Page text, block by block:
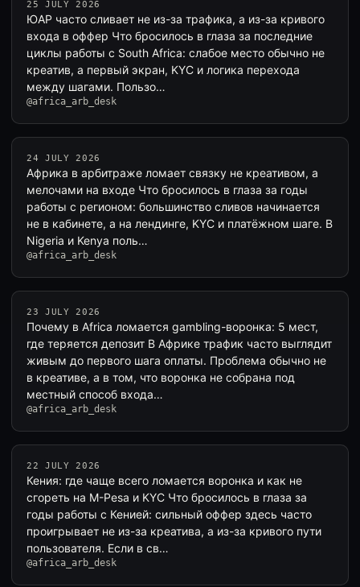
25 JULY 2026
ЮАР часто сливает не из-за трафика, а из-за кривого
входа в оффер Что бросилось в глаза за последние
циклы работы с South Africa: слабое место обычно не
креатив, а первый экран, KYC и логика перехода
между шагами. Пользо…
@africa_arb_desk
24 JULY 2026
Африка в арбитраже ломает связку не креативом, а
мелочами на входе Что бросилось в глаза за годы
работы с регионом: большинство сливов начинается
не в кабинете, а на лендинге, KYC и платёжном шаге. В
Nigeria и Kenya поль…
@africa_arb_desk
23 JULY 2026
Почему в Africa ломается gambling-воронка: 5 мест,
где теряется депозит В Африке трафик часто выглядит
живым до первого шага оплаты. Проблема обычно не
в креативе, а в том, что воронка не собрана под
местный способ входа…
@africa_arb_desk
22 JULY 2026
Кения: где чаще всего ломается воронка и как не
сгореть на M-Pesa и KYC Что бросилось в глаза за
годы работы с Кенией: сильный оффер здесь часто
проигрывает не из-за креатива, а из-за кривого пути
пользователя. Если в св…
@africa_arb_desk